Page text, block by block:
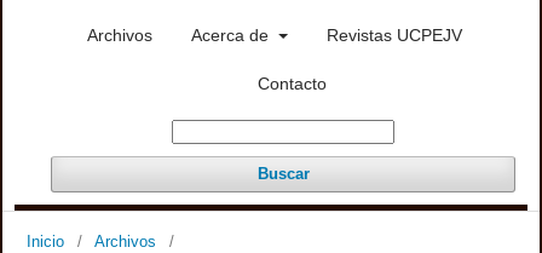
Archivos Acerca de Revistas UCPEJV
Contacto
Buscar
Inicio / Archivos
/